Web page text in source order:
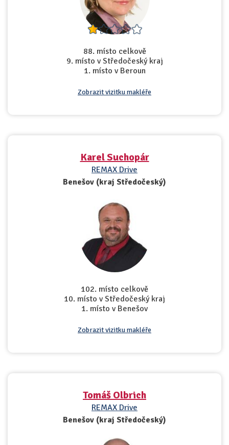
88. místo celkově
9. místo v Středočeský kraj
1. místo v Beroun
Zobrazit vizitku makléře
Karel Suchopár
REMAX Drive
Benešov (kraj Středočeský)
102. místo celkově
10. místo v Středočeský kraj
1. místo v Benešov
Zobrazit vizitku makléře
Tomáš Olbrich
REMAX Drive
Benešov (kraj Středočeský)